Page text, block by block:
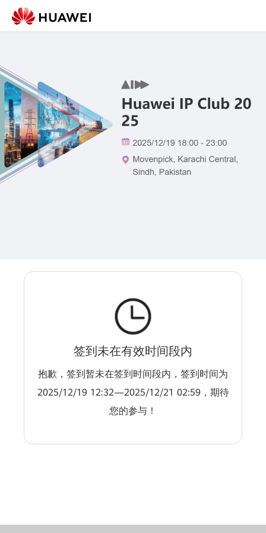
签到未在有效时间段内
抱歉，签到暂未在签到时间段内，签到时间为
2025/12/19 12:32—2025/12/21 02:59，期待
您的参与！